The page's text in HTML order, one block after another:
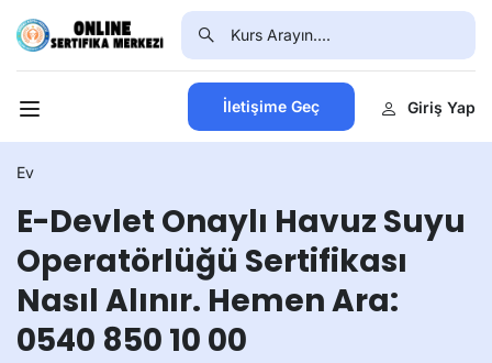
İletişime Geç Giriş Yap
Ev
E-Devlet Onaylı Havuz Suyu
Operatörlüğü Sertifikası
Nasıl Alınır. Hemen Ara:
0540 850 10 00